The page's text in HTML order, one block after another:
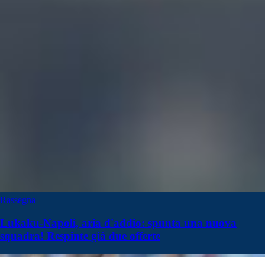
Rassegna
Lukaku-Napoli, aria d'addio: spunta una nuova
squadra! Respinte già due offerte